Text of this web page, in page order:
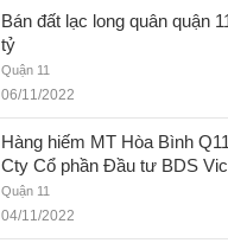
Bán đất lạc long quân quận
tỷ
Quận 11
06/11/2022
Hàng hiếm MT Hòa Bình
Cty Cổ phần Đầu tư BDS
Quận 11
04/11/2022